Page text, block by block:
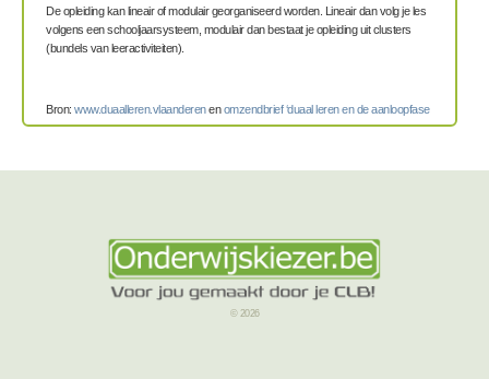
De opleiding kan lineair of modulair georganiseerd worden. Lineair danvolg je les
volgens een schooljaarsysteem, modulair dan bestaat je opleiding uit clusters
(bundels van leeractiviteiten).
Bron: www.duaalleren.vlaanderenenomzendbrief ‘duaal leren en de aanloopfase
© 2026